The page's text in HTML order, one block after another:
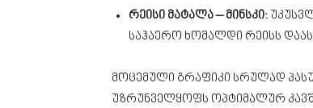
რეისი მატალა – მინსკი:
საჰაერო ხომალდი რეისს
მოცემული გრაფიკი სრულად
უზრუნველყოფს ოპტიმალურ